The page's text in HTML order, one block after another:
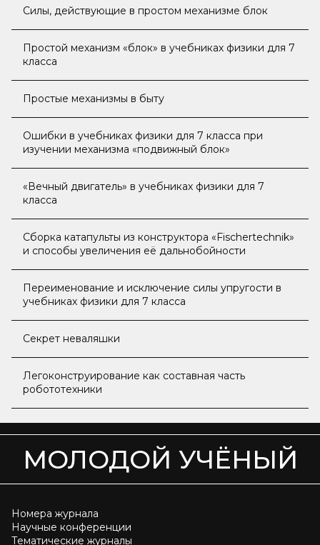
Силы, действующие в простом механизме блок
Простой механизм «блок» в учебниках физики для 7
класса
Простые механизмы в быту
Ошибки в учебниках физики для 7 класса при
изучении механизма «подвижный блок»
«Вечный двигатель» в учебниках физики для 7
класса
Сборка катапульты из конструктора «Fischertechnik»
и способы увеличения её дальнобойности
Переименование и исключение силы упругости в
учебниках физики для 7 класса
Секрет неваляшки
Легоконструирование как составная часть
робототехники
МОЛОДОЙ УЧЁНЫЙ
Номера журнала
Научные конференции
Тематические журналы